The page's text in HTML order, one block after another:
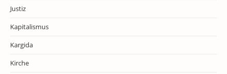
Justiz
Kapitalismus
Kargida
Kirche